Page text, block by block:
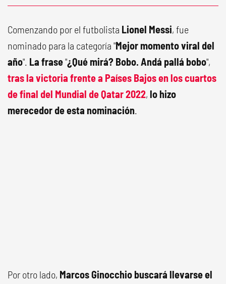
Comenzando por el futbolista Lionel Messi, fue
nominado para la categoría "Mejor momento viral del
año". La frase"¿Qué mirá? Bobo. Andá pallá bobo",
tras la victoria frente a Países Bajos en los cuartos
de final del Mundial de Qatar 2022, lo hizo
merecedor de esta nominación.
Por otro lado, Marcos Ginocchio buscará llevarse el